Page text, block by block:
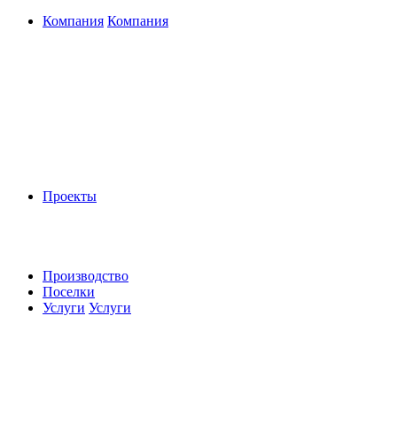
Компания Компания
Проекты
Производство
Поселки
Услуги Услуги